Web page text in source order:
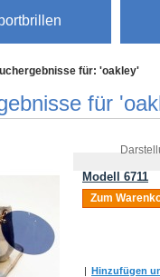
für: 'oakley'
für
Modell 6711
Zum
| Hinzufügen